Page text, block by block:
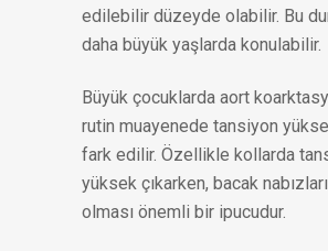
edilebilir düzeyde olabilir. Bu
daha büyük yaşlarda konulabilir.
Büyük çocuklarda aort
rutin muayenede tansiyon
fark edilir. Özellikle kollarda
yüksek çıkarken, bacak
olması önemli bir ipucudur.